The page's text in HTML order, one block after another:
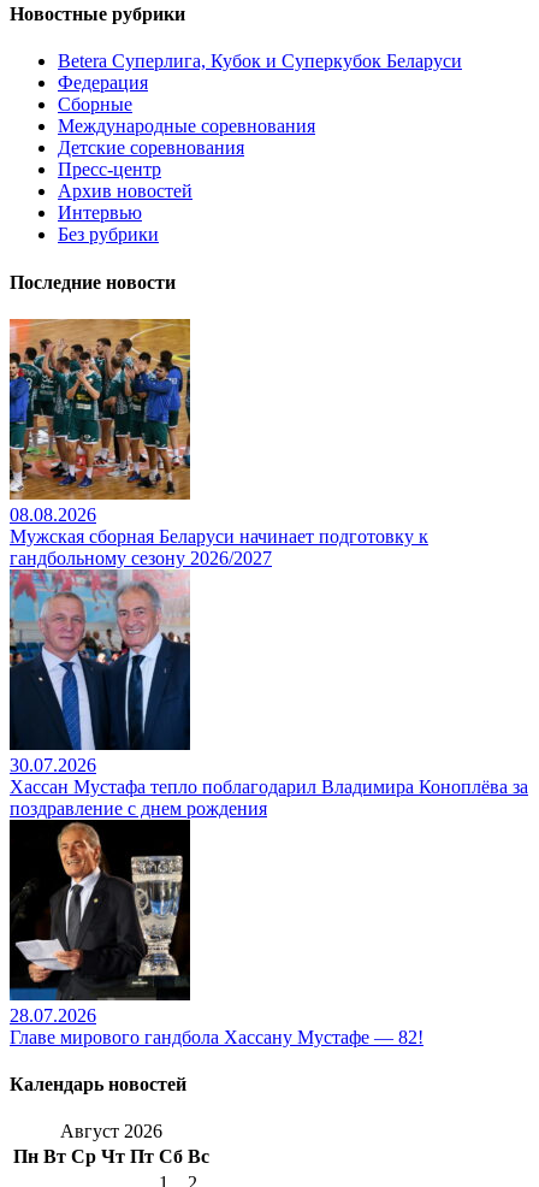
Новостные рубрики
Betera Суперлига, Кубок и Суперкубок Беларуси
Федерация
Сборные
Международные соревнования
Детские соревнования
Пресс-центр
Архив новостей
Интервью
Без рубрики
Последние новости
08.08.2026
Мужская сборная Беларуси начинает подготовку к
гандбольному сезону 2026/2027
30.07.2026
Хассан Мустафа тепло поблагодарил Владимира Коноплёва за
поздравление с днем рождения
28.07.2026
Главе мирового гандбола Хассану Мустафе — 82!
Календарь новостей
Август 2026
Пн Вт Ср Чт Пт Сб Вс